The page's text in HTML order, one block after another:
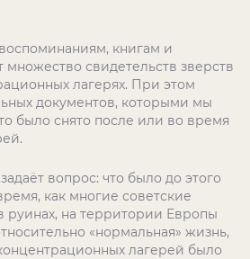
книгам и
свидетельств зверств
лагерях. При этом
документов, которыми мы
было снято после или во время
вопрос: что было до этого
как многие советские
руинах, на территории Европы
«нормальная» жизнь,
лагерей было